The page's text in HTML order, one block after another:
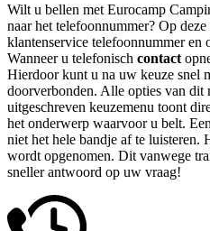
Wilt u bellen met Eurocamp
naar het telefoonnummer? Op
klantenservice telefoonnummer en
Wanneer u telefonisch contact
Hierdoor kunt u na uw keuze snel
doorverbonden. Alle opties van dit
uitgeschreven keuzemenu toont
het onderwerp waarvoor u belt.
niet het hele bandje af te luisteren.
wordt opgenomen. Dit vanwege
sneller antwoord op uw vraag!